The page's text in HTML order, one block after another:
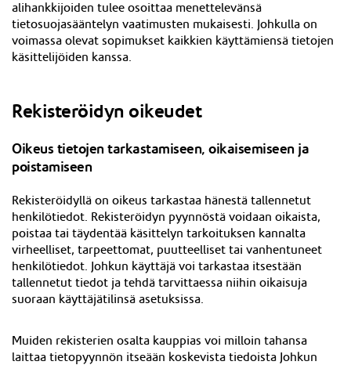
alihankkijoiden tulee osoittaa menettelevänsä
tietosuojasääntelyn vaatimusten mukaisesti. Johkulla on
voimassa olevat sopimukset kaikkien käyttämiensä tietojen
käsittelijöiden kanssa.
Rekisteröidyn oikeudet
Oikeus tietojen tarkastamiseen, oikaisemiseen ja
poistamiseen
Rekisteröidyllä on oikeus tarkastaa hänestä tallennetut
henkilötiedot. Rekisteröidyn pyynnöstä voidaan oikaista,
poistaa tai täydentää käsittelyn tarkoituksen kannalta
virheelliset, tarpeettomat, puutteelliset tai vanhentuneet
henkilötiedot. Johkun käyttäjä voi tarkastaa itsestään
tallennetut tiedot ja tehdä tarvittaessa niihin oikaisuja
suoraan käyttäjätilinsä asetuksissa.
Muiden rekisterien osalta kauppias voi milloin tahansa
laittaa tietopyynnön itseään koskevista tiedoista Johkun